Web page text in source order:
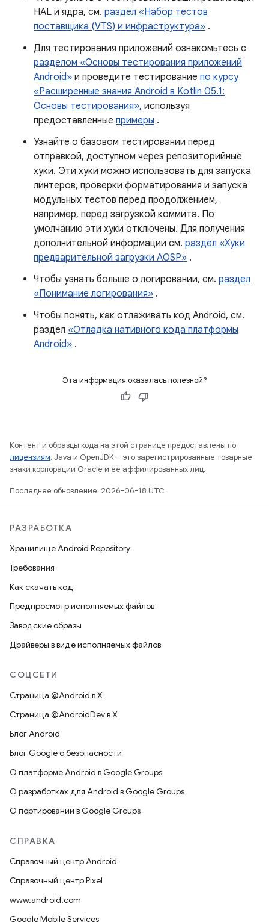
HAL и ядра, см. раздел «Набор тестов
поставщика (VTS) и инфраструктура» .
Для тестирования приложений ознакомьтесь с
разделом «Основы тестирования приложений
Android» и проведите тестирование по курсу
«Расширенные знания Android в Kotlin 05.1:
Основы тестирования», используя
предоставленные примеры .
Узнайте о базовом тестировании перед
отправкой, доступном через репозиторийные
хуки. Эти хуки можно использовать для запуска
линтеров, проверки форматирования и запуска
модульных тестов перед продолжением,
например, перед загрузкой коммита. По
умолчанию эти хуки отключены. Для получения
дополнительной информации см. раздел «Хуки
предварительной загрузки AOSP» .
Чтобы узнать больше о логировании, см. раздел
«Понимание логирования» .
Чтобы понять, как отлаживать код Android, см.
раздел «Отладка нативного кода платформы
Android» .
Эта информация оказалась полезной?
Контент и образцы кода на этой странице предоставлены по
лицензиям. Java и OpenJDK – это зарегистрированные товарные
знаки корпорации Oracle и ее аффилированных лиц.
Последнее обновление: 2026-06-18 UTC.
РАЗРАБОТКА
Хранилище Android Repository
Требования
Как скачать код
Предпросмотр исполняемых файлов
Заводские образы
Драйверы в виде исполняемых файлов
СОЦСЕТИ
Страница @Android в X
Страница @AndroidDev в X
Блог Android
Блог Google о безопасности
О платформе Android в Google Groups
О разработках для Android в Google Groups
О портировании в Google Groups
СПРАВКА
Справочный центр Android
Справочный центр Pixel
www.android.com
Google Mobile Services